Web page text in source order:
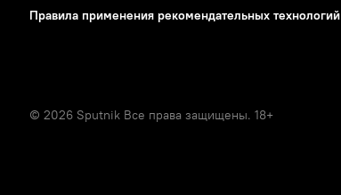
Правила применения рекомендательных технологий
© 2026 Sputnik Все права защищены. 18+